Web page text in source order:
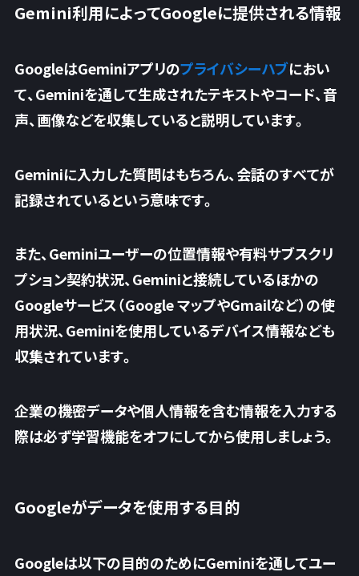
Gemini利用によってGoogleに提供される情報
GoogleはGeminiアプリのプライバシーハブにおい
て、Geminiを通して生成されたテキストやコード、音
声、画像などを収集していると説明しています。
Geminiに入力した質問はもちろん、会話のすべてが
記録されているという意味です。
また、Geminiユーザーの位置情報や有料サブスクリ
プション契約状況、Geminiと接続しているほかの
Googleサービス（Google マップやGmailなど）の使
用状況、Geminiを使用しているデバイス情報なども
収集されています。
企業の機密データや個人情報を含む情報を入力する
際は必ず学習機能をオフにしてから使用しましょう。
Googleがデータを使用する目的
Googleは以下の目的のためにGeminiを通してユー